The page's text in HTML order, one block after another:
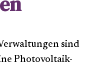
sind
Photovoltaik-